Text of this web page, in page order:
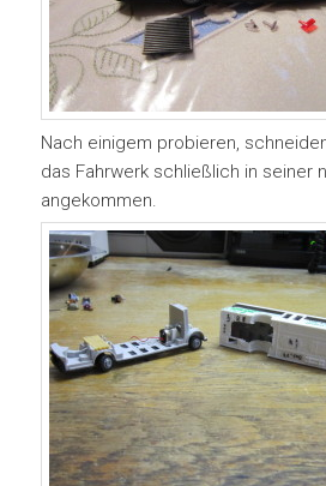
Nach einigem probieren,
das Fahrwerk schließlich in seiner
angekommen.